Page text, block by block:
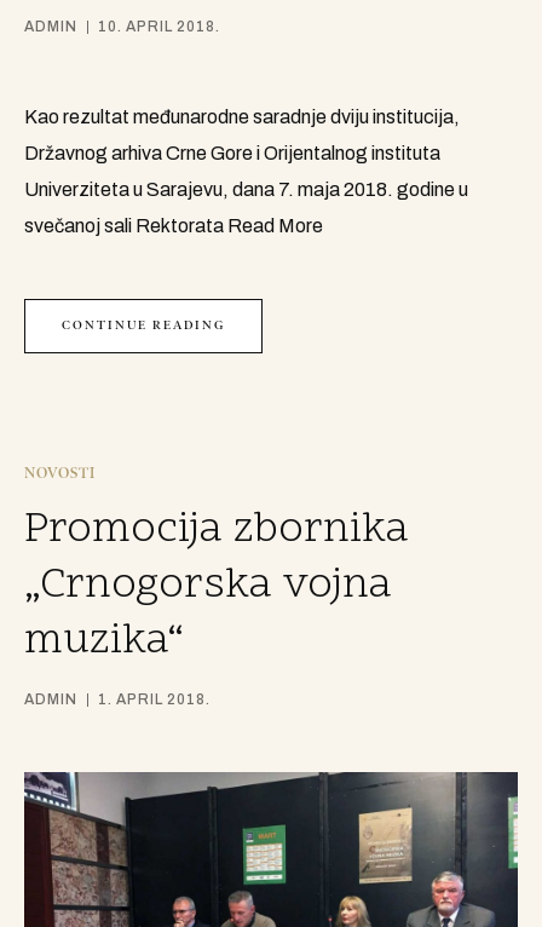
ADMIN 10. APRIL 2018.
Kao rezultat međunarodne saradnje dviju institucija,
Državnog arhiva Crne Gore i Orijentalnog instituta
Univerziteta u Sarajevu, dana 7. maja 2018. godine u
svečanoj sali Rektorata Read More
CONTINUE READING
NOVOSTI
Promocija zbornika
„Crnogorska vojna
muzika“
ADMIN 1. APRIL 2018.